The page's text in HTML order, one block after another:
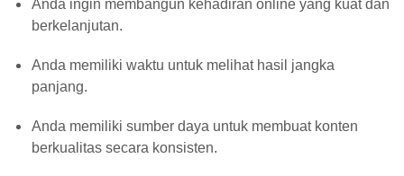
Anda ingin membangun kehadiran online yang kuat dan
berkelanjutan.
Anda memiliki waktu untuk melihat hasil jangka
panjang.
Anda memiliki sumber daya untuk membuat konten
berkualitas secara konsisten.